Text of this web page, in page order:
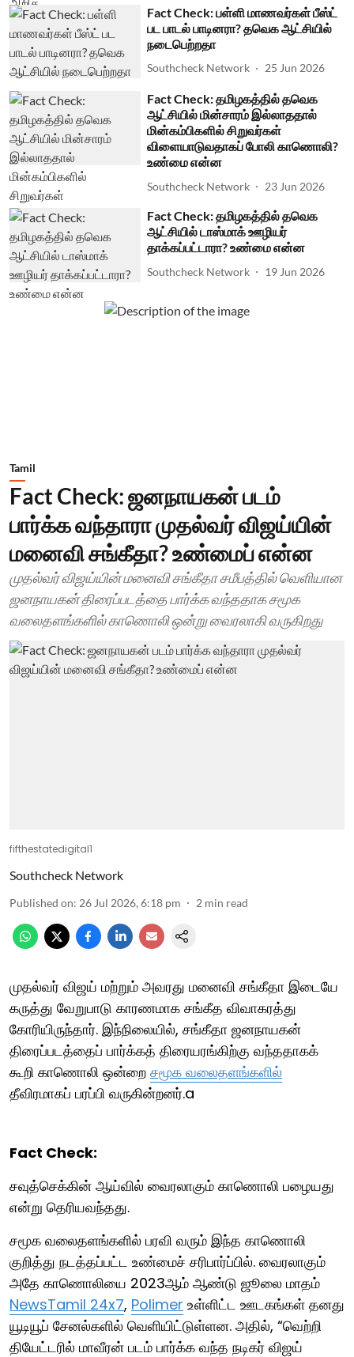
Fact Check: பள்ளி மாணவர்கள் பீஸ்ட்
பட பாடல் பாடினரா? தவெக ஆட்சியில்
நடைபெற்றதா
Southcheck Network 25 Jun 2026
Fact Check: தமிழகத்தில் தவெக
ஆட்சியில் மின்சாரம் இல்லாததால்
மின்கம்பிகளில் சிறுவர்கள்
விளையாடுவதாகப் போலி காணொலி?
உண்மை என்ன
Southcheck Network 23 Jun 2026
Fact Check: தமிழகத்தில் தவெக
ஆட்சியில் டாஸ்மாக் ஊழியர்
தாக்கப்பட்டாரா? உண்மை என்ன
Southcheck Network 19 Jun 2026
Tamil
Fact Check: ஜனநாயகன் படம்
பார்க்க வந்தாரா முதல்வர் விஜய்யின்
மனைவி சங்கீதா? உண்மைப் என்ன
முதல்வர் விஜய்யின் மனைவி சங்கீதா சமீபத்தில் வெளியான
ஜனநாயகன் திரைப்படத்தை பார்க்க வந்ததாக சமூக
வலைதளங்களில் காணொலி ஒன்று வைரலாகி வருகிறது
fifthestatedigital1
Southcheck Network
Published on: 26 Jul 2026, 6:18 pm 2 min read
முதல்வர் விஜய் மற்றும் அவரது மனைவி சங்கீதா இடையே
கருத்து வேறுபாடு காரணமாக சங்கீத விவாகரத்து
கோரியிருந்தார். இந்நிலையில், சங்கீதா ஜனநாயகன்
திரைப்படத்தைப் பார்க்கத் திரையரங்கிற்கு வந்ததாகக்
கூறி காணொலி ஒன்றை சமூக வலைதளங்களில்
தீவிரமாகப் பரப்பி வருகின்றனர்.a
Fact Check:
சவுத்செக்கின் ஆய்வில் வைரலாகும் காணொலி பழையது
என்று தெரியவந்தது.
சமூக வலைதளங்களில் பரவி வரும் இந்த காணொலி
குறித்து நடத்தப்பட்ட உண்மைச் சரிபார்ப்பில். வைரலாகும்
அதே காணொலியை 2023ஆம் ஆண்டு ஜூலை மாதம்
NewsTamil 24x7, Polimer உள்ளிட்ட ஊடகங்கள் தனது
யூடியூப் சேனல்களில் வெளியிட்டுள்ளன. அதில், “வெற்றி
தியேட்டரில் மாவீரன் படம் பார்க்க வந்த நடிகர் விஜய்